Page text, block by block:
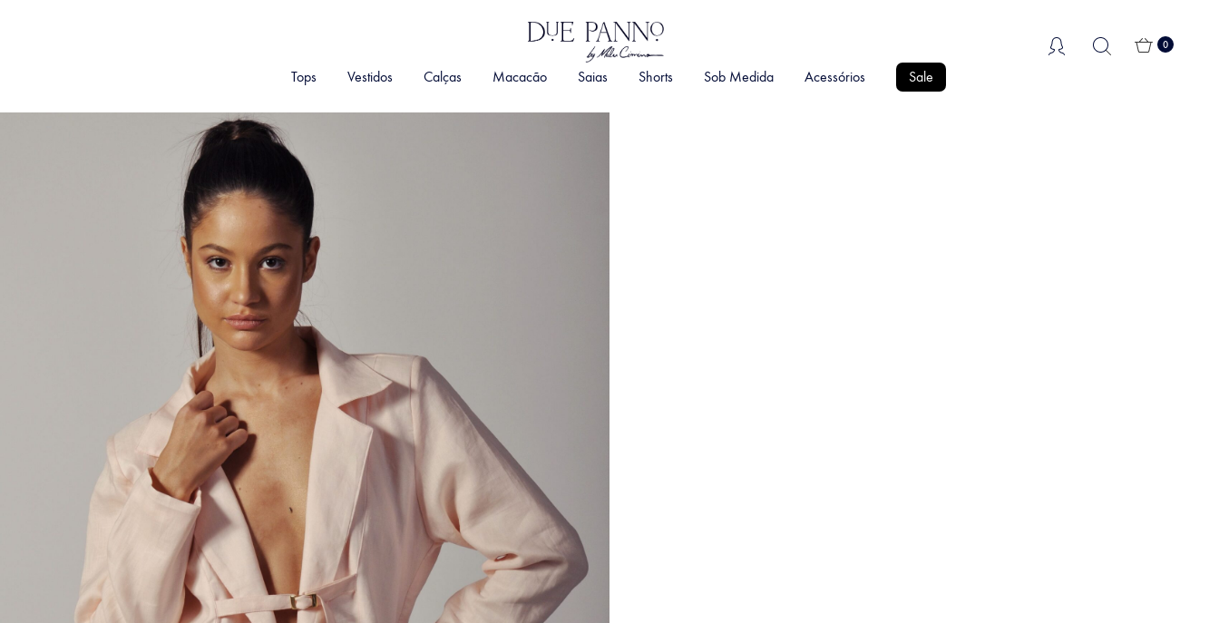
DuePanno
By
Tops Vestidos Calças Macacão Saias Shorts Sob Medida Acessórios Sale
0